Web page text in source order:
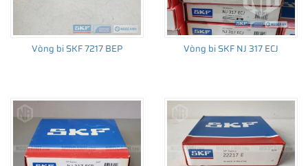
Vòng bi SKF 7217 BEP Vòng bi SKF NJ 317 ECJ